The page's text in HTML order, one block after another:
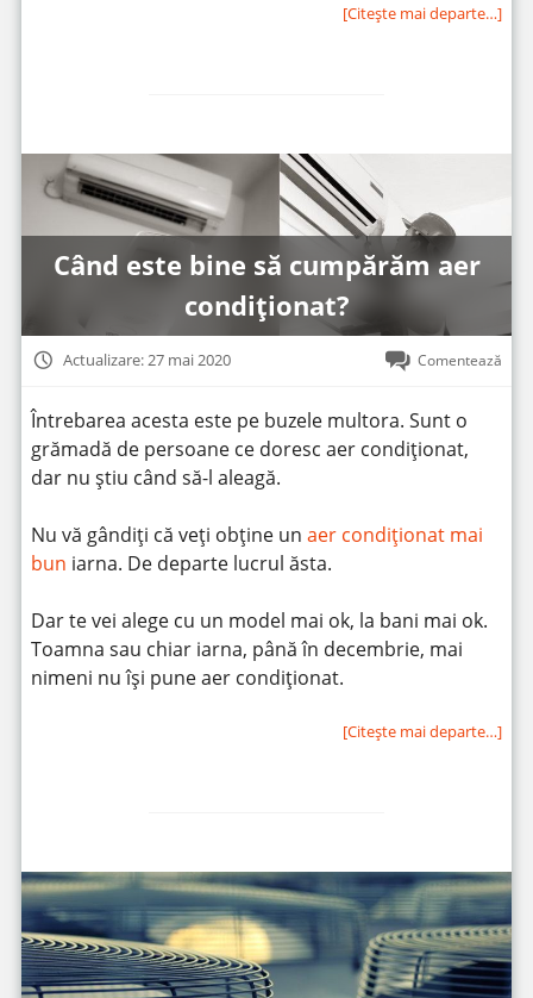
[Citeşte mai departe…]
Când este bine să cumpărăm aer
condiționat?
Actualizare: 27 mai 2020 Comentează
Întrebarea acesta este pe buzele multora. Sunt o
grămadă de persoane ce doresc aer condiționat,
dar nu știu când să-l aleagă.
Nu vă gândiți că veți obține un aer condiționat mai
bun iarna. De departe lucrul ăsta.
Dar te vei alege cu un model mai ok, la bani mai ok.
Toamna sau chiar iarna, până în decembrie, mai
nimeni nu își pune aer condiționat.
[Citeşte mai departe…]